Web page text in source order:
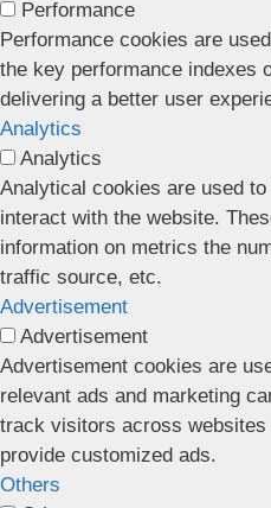
Performance
Performance cookies are
the key performance indexes
delivering a better user
Analytics
Analytics
Analytical cookies are used
interact with the website.
information on metrics the
traffic source, etc.
Advertisement
Advertisement
Advertisement cookies are
relevant ads and marketing
track visitors across
provide customized ads.
Others